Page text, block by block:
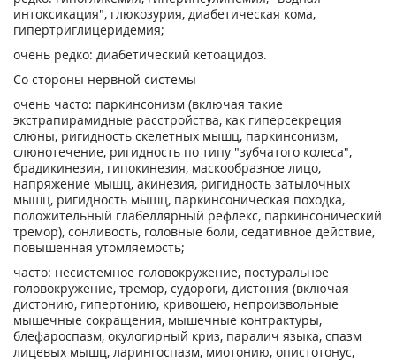
интоксикация", глюкозурия, диабетическая кома,
гипертриглицеридемия;
очень редко: диабетический кетоацидоз.
Со стороны нервной системы
очень часто: паркинсонизм (включая такие
экстрапирамидные расстройства, как гиперсекреция
слюны, ригидность скелетных мышц, паркинсонизм,
слюнотечение, ригидность по типу "зубчатого колеса",
брадикинезия, гипокинезия, маскообразное лицо,
напряжение мышц, акинезия, ригидность затылочных
мышц, ригидность мышц, паркинсоническая походка,
положительный глабеллярный рефлекс, паркинсонический
тремор), сонливость, головные боли, седативное действие,
повышенная утомляемость;
часто: несистемное головокружение, постуральное
головокружение, тремор, судороги, дистония (включая
дистонию, гипертонию, кривошею, непроизвольные
мышечные сокращения, мышечные контрактуры,
блефароспазм, окулогирный криз, паралич языка, спазм
лицевых мышц, ларингоспазм, миотонию, опистотонус,